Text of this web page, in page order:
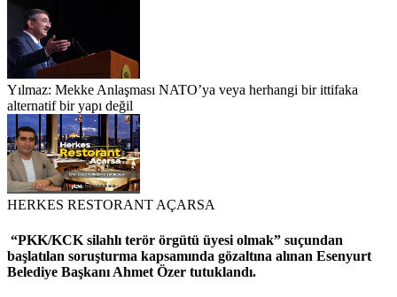
Yılmaz: Mekke Anlaşması NATO’ya veya herhangi bir ittifaka
alternatif bir yapı değil
HERKES RESTORANT AÇARSA
“PKK/KCK silahlı terör örgütü üyesi olmak” suçundan
başlatılan soruşturma kapsamında gözaltına alınan Esenyurt
Belediye Başkanı Ahmet Özer tutuklandı.